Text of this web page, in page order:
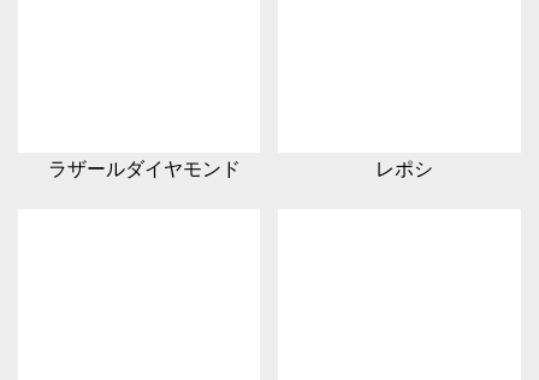
ラザールダイヤモンド レポシ